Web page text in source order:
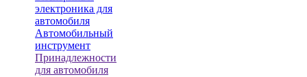
электроника для
автомобиля
Автомобильный
инструмент
Принадлежности
для автомобиля